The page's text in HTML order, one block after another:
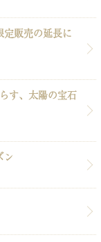
販売の延長に
す、太陽の宝石
ン